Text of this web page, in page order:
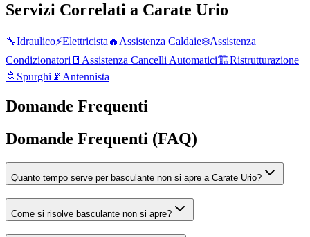
Servizi Correlati a Carate Urio
🔧Idraulico⚡Elettricista 🔥 Assistenza Caldaie❄️Assistenza
Condizionatori 🚪 Assistenza Cancelli Automatici🏗️Ristrutturazione
🚿 Spurghi 📡 Antennista
Domande Frequenti
Domande Frequenti (FAQ)
Quanto tempo serve per basculante non si apre a Carate Urio?
Come si risolve basculante non si apre?